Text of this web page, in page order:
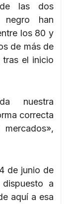
las dos
negro han
los 80 y
de más de
tras el inicio
nuestra
correcta
de junio de
a
aquí a esa